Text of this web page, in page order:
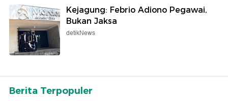
Kejagung: Febrio Adiono Pegawai,
Bukan Jaksa
detikNews
Berita Terpopuler